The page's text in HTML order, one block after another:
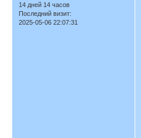
14 дней 14 часов
Последний визит:
2025-05-06 22:07:31